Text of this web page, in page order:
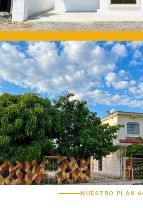
NUESTRO PLAN